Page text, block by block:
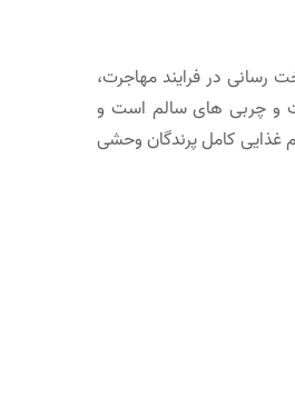
رسانی در فرایند مهاجرت،
و چربی های سالم است و
غذایی کامل پرندگان وحشی